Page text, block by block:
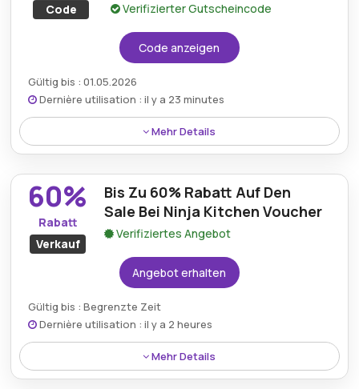
Code
Verifizierter Gutscheincode
Code anzeigen
Gültig bis : 01.05.2026
Dernière utilisation : il y a 23 minutes
Mehr Details
Erhalten Sie 130€ Rabatt auf ausgewählte Artikel mit
einem Ninjakitchen.de Gutscheincode und sichern
Sie sich erhebliche Ersparnisse auf hochwertige
Küchengeräte und unverzichtbare Kochwerkzeuge.
60%
Rabatt
Verkauf
Bis Zu 60% Rabatt Auf Den
Sale Bei Ninja Kitchen Voucher
Verifiziertes Angebot
Angebot erhalten
Gültig bis : Begrenzte Zeit
Dernière utilisation : il y a 2 heures
Mehr Details
Profitieren Sie von bis zu 60% Rabatt auf